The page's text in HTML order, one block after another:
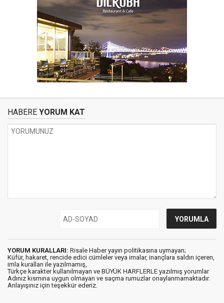
HABERE YORUM KAT
YORUM KURALLARI: Risale Haber yayın politikasına uymayan;
Küfür, hakaret, rencide edici cümleler veya imalar, inançlara saldırı içeren,
imla kuralları ile yazılmamış,
Türkçe karakter kullanılmayan ve BÜYÜK HARFLERLE yazılmış yorumlar
Adınız kısmına uygun olmayan ve saçma rumuzlar onaylanmamaktadır.
Anlayışınız için teşekkür ederiz.